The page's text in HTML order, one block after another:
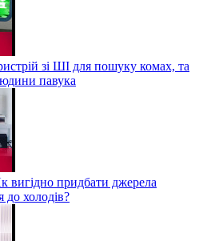
зі ШІ для пошуку комах, та
павука
вигідно придбати джерела
до холодів?